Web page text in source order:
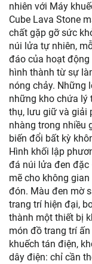
nhiên với Máy
Cube Lava Stone
chất gặp gỡ sức
núi lửa tự nhiên,
đáo của hoạt
hình thành từ sự
nóng chảy. Những
những kho chứa lý
thụ, lưu giữ và giải
nhàng trong nhiều
biến đổi bất kỳ
Hình khối lập
đá núi lửa đen đặc
mẽ cho không
đón. Màu đen mờ
trang trí hiện đại,
thành một thiết bị
món đồ trang trí
khuếch tán điện,
dây điện: chỉ cần